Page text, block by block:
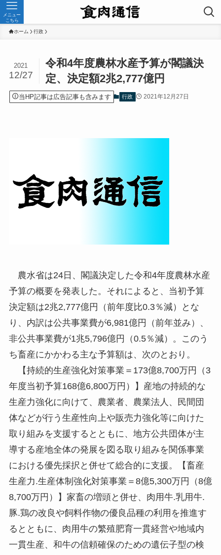
メニュー
こちら
ホーム 行政
令和4年度農林水産予算が閣議決
定、決定額2兆2,777億円
2021
12/27
当HP記事は広告記事も含みます 行政 2021年12月27日
農水省は24日、閣議決定した令和4年度農林水産
予算の概要を発表した。それによると、当初予算
決定額は2兆2,777億円（前年度比0.3％減）とな
り、内訳は公共事業費が6,981億円（前年並み）、
非公共事業費が1兆5,796億円（0.5％減）。このう
ち畜産にかかわる主な予算額は、次のとおり。
【持続的生産強化対策事業＝173億8,700万円（3
年度当初予算168億6,800万円）】産地の持続的な
生産力強化に向けて、農業者、農業法人、民間団
体などが行う生産性向上や販売力強化等に向けた
取り組みを支援するとともに、地方公共団体が主
導する産地全体の発展を図る取り組みを関係事業
における優先採択と併せて総合的に支援。【畜産
生産力.生産体制強化対策事業＝8億5,300万円（8億
8,700万円）】家畜の増頭と併せ、肉用牛.乳用牛.
豚.鶏の改良や飼料作物の優良品種の利用を推進す
るとともに、肉用牛の繁殖肥育一貫経営や地域内
一貫生産、和牛の信頼確保のための遺伝子型の検